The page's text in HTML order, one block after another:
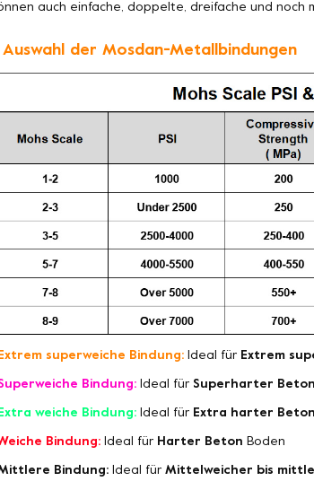
auch einfache, doppelte, dreifache und noch
Auswahl der Mosdan-Metallbindungen
superweiche Bindung: Ideal für Extrem
Bindung: Ideal für Superharter Beton
weiche Bindung: Ideal für Extra harter Beton
Bindung: Ideal für Harter Beton Boden
Bindung: Ideal für Mittelweicher bis